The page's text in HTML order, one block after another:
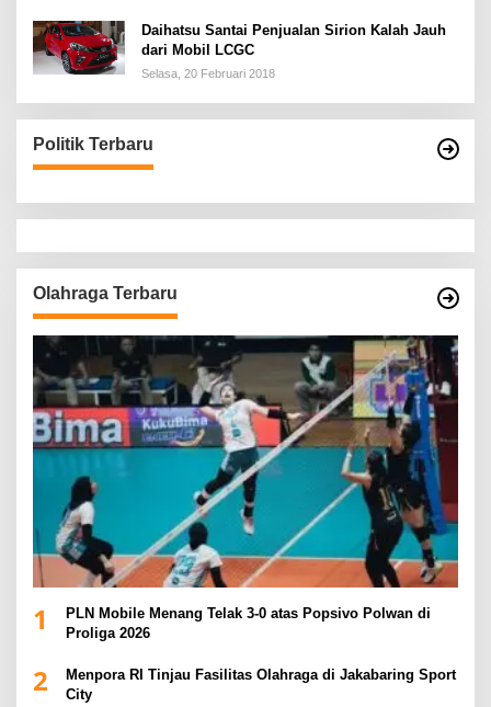
Daihatsu Santai Penjualan Sirion Kalah Jauh
dari Mobil LCGC
Selasa, 20 Februari 2018
Politik Terbaru
Olahraga Terbaru
1
PLN Mobile Menang Telak 3-0 atas Popsivo Polwan di
Proliga 2026
2
Menpora RI Tinjau Fasilitas Olahraga di Jakabaring Sport
City